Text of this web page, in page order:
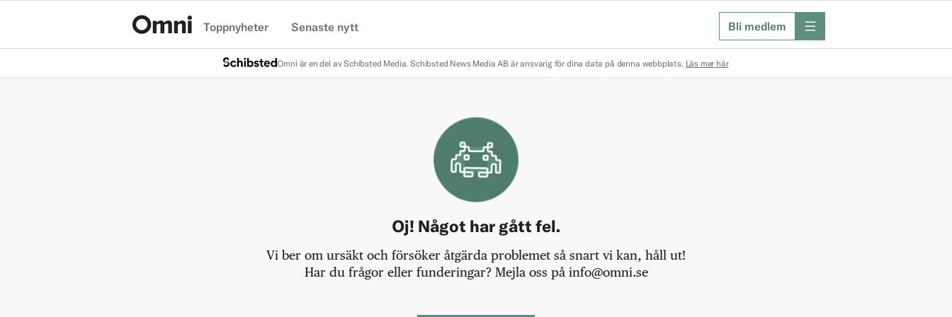
Toppnyheter Senaste nytt Bli medlem meny
Omni är en del av Schibsted Media. Schibsted News Media AB är ansvarig för dina data på denna webbplats. Läs mer här
Oj! Något har gått fel.
Vi ber om ursäkt och försöker åtgärda problemet så snart vi kan, håll ut!
Har du frågor eller funderingar? Mejla oss på info@omni.se